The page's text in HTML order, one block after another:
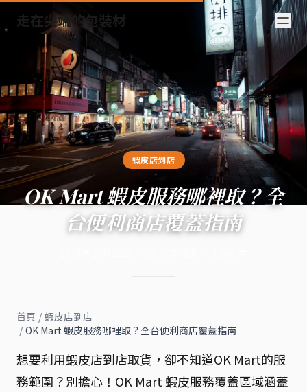
走在尖端的包裝材
蝦皮店到店
OK Mart 蝦皮服務哪裡取？全
台便利商店覆蓋指南
首頁 / 蝦皮店到店
/ OK Mart 蝦皮服務哪裡取？全台便利商店覆蓋指南
想要利用蝦皮店到店取貨，卻不知道OK Mart的服
務範圍？別擔心！OK Mart 蝦皮服務覆蓋區域涵蓋